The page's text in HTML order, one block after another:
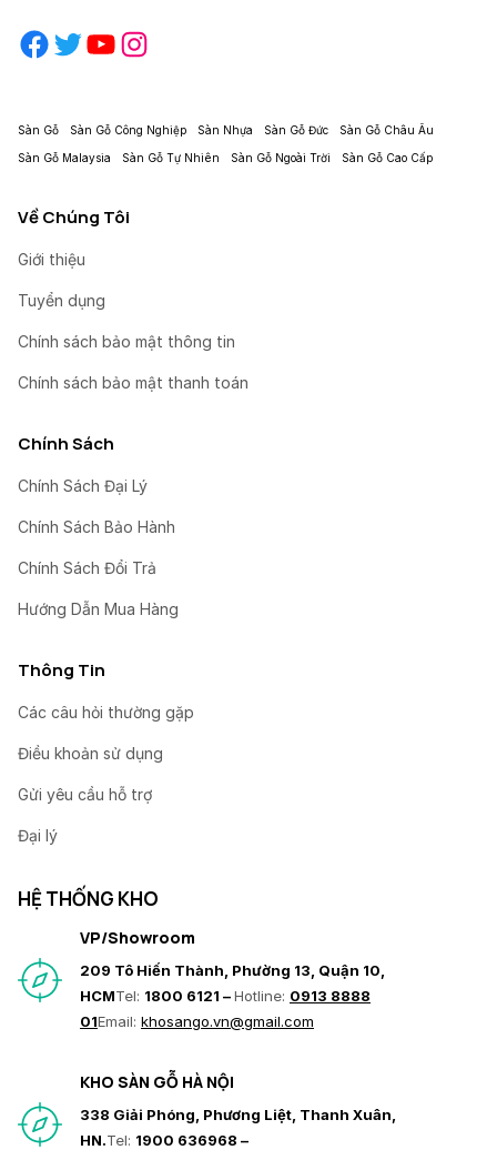
Facebook Twitter YouTube Instagram
Sàn Gỗ Sàn Gỗ Công Nghiệp Sàn Nhựa Sàn Gỗ Đức Sàn Gỗ Châu Âu
Sàn Gỗ Malaysia Sàn Gỗ Tự Nhiên Sàn Gỗ Ngoài Trời Sàn Gỗ Cao Cấp
Về Chúng Tôi
Giới thiệu
Tuyển dụng
Chính sách bảo mật thông tin
Chính sách bảo mật thanh toán
Chính Sách
Chính Sách Đại Lý
Chính Sách Bảo Hành
Chính Sách Đổi Trả
Hướng Dẫn Mua Hàng
Thông Tin
Các câu hỏi thường gặp
Điều khoản sử dụng
Gửi yêu cầu hỗ trợ
Đại lý
HỆ THỐNG KHO
VP/Showroom
209 Tô Hiến Thành, Phường 13, Quận 10,
HCMTel: 1800 6121 –Hotline: 0913 8888
01Email: khosango.vn@gmail.com
KHO SÀN GỖ HÀ NỘI
338 Giải Phóng, Phương Liệt, Thanh Xuân,
HN.Tel: 1900 636968 –